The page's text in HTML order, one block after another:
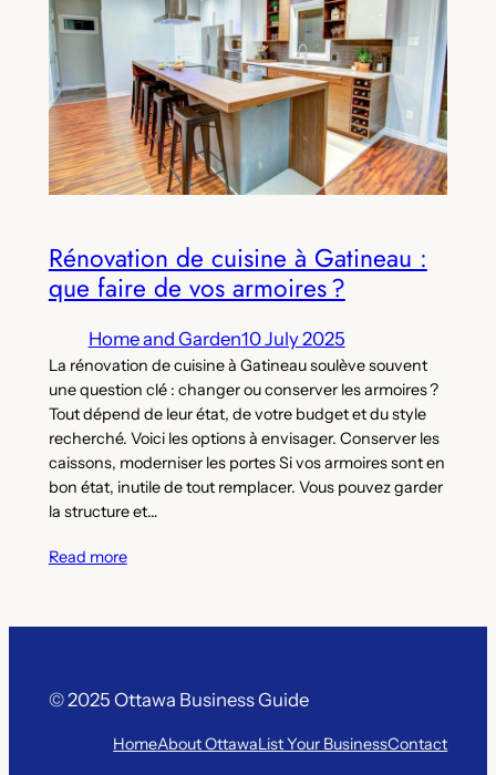
Rénovation de cuisine à Gatineau :
que faire de vos armoires ?
Home and Garden10 July 2025
La rénovation de cuisine à Gatineau soulève souvent
une question clé : changer ou conserver les armoires ?
Tout dépend de leur état, de votre budget et du style
recherché. Voici les options à envisager. Conserver les
caissons, moderniser les portes Si vos armoires sont en
bon état, inutile de tout remplacer. Vous pouvez garder
la structure et…
Read more
© 2025 Ottawa Business Guide
HomeAbout OttawaList Your BusinessContact